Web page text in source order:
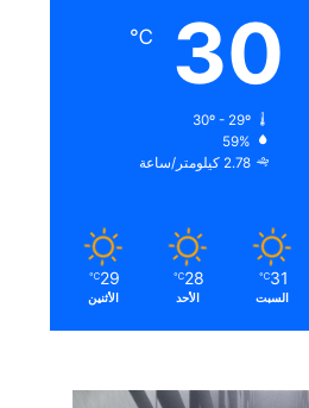
30
℃
30º - 29º
59%
2.78 كيلومتر/ساعة
31
℃
السبت
28
℃
الأحد
29
℃
الأثنين